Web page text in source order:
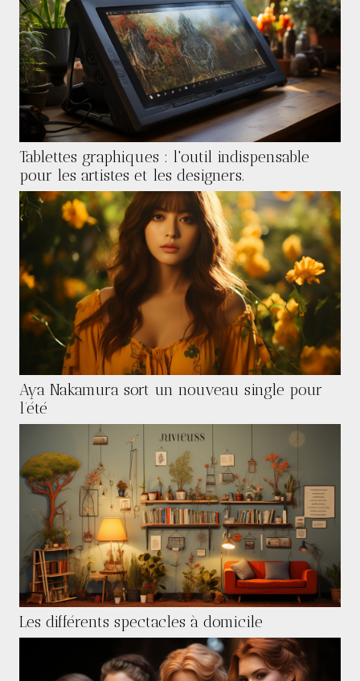
Tablettes graphiques : l'outil indispensable
pour les artistes et les designers.
Aya Nakamura sort un nouveau single pour
l’été
Les différents spectacles à domicile